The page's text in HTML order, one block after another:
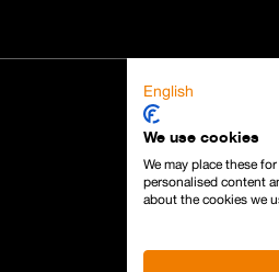
English
We use cookies
We may place these
personalised content
about the cookies we